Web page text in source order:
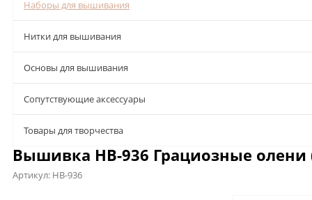
Наборы для вышивания
Нитки для вышивания
Основы для вышивания
Сопутствующие аксессуары
Товары для творчества
Вышивка НВ-936 Грациозные олени
Артикул: НВ-936